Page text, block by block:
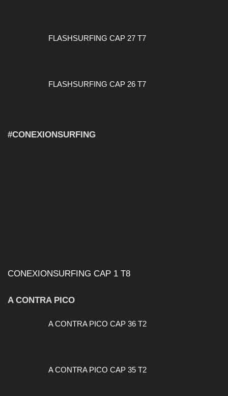
FLASHSURFING CAP 27 T7
FLASHSURFING CAP 26 T7
#CONEXIONSURFING
CONEXIONSURFING CAP 1 T8
A CONTRA PICO
A CONTRA PICO CAP 36 T2
A CONTRA PICO CAP 35 T2